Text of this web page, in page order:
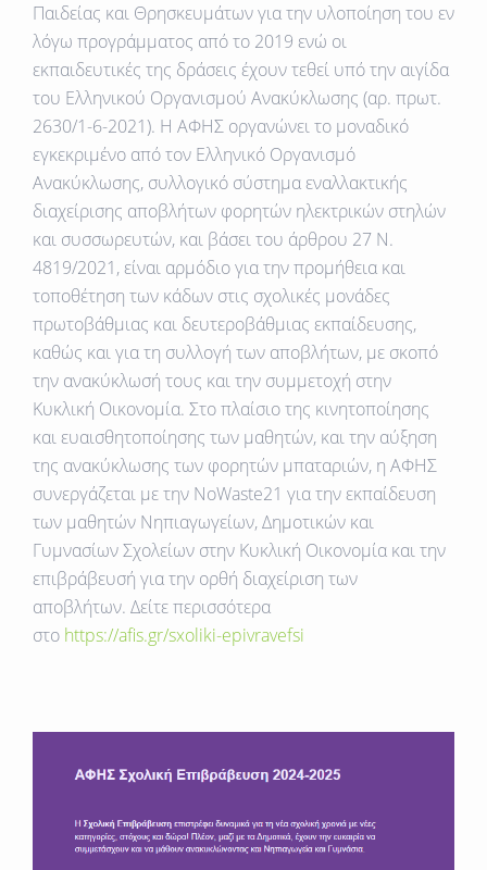
Παιδείας και Θρησκευμάτων για την υλοποίηση του εν
λόγω προγράμματος από το 2019 ενώ οι
εκπαιδευτικές της δράσεις έχουν τεθεί υπό την αιγίδα
του Ελληνικού Οργανισμού Ανακύκλωσης (αρ. πρωτ.
2630/1-6-2021). Η ΑΦΗΣ οργανώνει το μοναδικό
εγκεκριμένο από τον Ελληνικό Οργανισμό
Ανακύκλωσης, συλλογικό σύστημα εναλλακτικής
διαχείρισης αποβλήτων φορητών ηλεκτρικών στηλών
και συσσωρευτών, και βάσει του άρθρου 27 Ν.
4819/2021, είναι αρμόδιο για την προμήθεια και
τοποθέτηση των κάδων στις σχολικές μονάδες
πρωτοβάθμιας και δευτεροβάθμιας εκπαίδευσης,
καθώς και για τη συλλογή των αποβλήτων, με σκοπό
την ανακύκλωσή τους και την συμμετοχή στην
Κυκλική Οικονομία. Στο πλαίσιο της κινητοποίησης
και ευαισθητοποίησης των μαθητών, και την αύξηση
της ανακύκλωσης των φορητών μπαταριών, η ΑΦΗΣ
συνεργάζεται με την NoWaste21 για την εκπαίδευση
των μαθητών Νηπιαγωγείων, Δημοτικών και
Γυμνασίων Σχολείων στην Κυκλική Οικονομία και την
επιβράβευσή για την ορθή διαχείριση των
αποβλήτων. Δείτε περισσότερα
στο https://afis.gr/sxoliki-epivravefsi